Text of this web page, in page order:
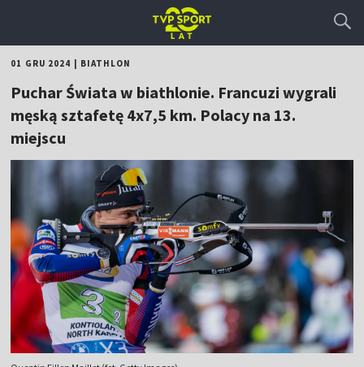
01 GRU 2024 BIATHLON
Puchar Świata w biathlonie. Francuzi wygrali
męską sztafetę 4x7,5 km. Polacy na 13.
miejscu